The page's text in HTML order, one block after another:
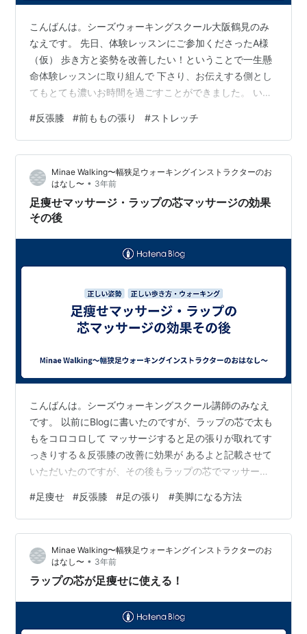
こんばんは。シーズウォーキングスクール大阪鶴見のみ
なえです。 先日、体験レッスンにご参加くださったA様
（仮） 歩き方と姿勢を改善したい！ということで一生懸
命体験レッスンに取り組んで 下さり、お伝えする側とし
てもとても濃いお時間を過ごすことができました。 いつ
ールに通って いただきたい気持ちはありますが、体験の
みのご参加になる方もいらっしゃるので 参加くださった
翌日からどうすれば少しでも効果が得られるか、もしく
は 痛みがお悩みがある方の場合は少しでも改善されるよ
うにアドバイス的なことを 簡単にお伝えさせていただく
ようにしています。 直したい箇所が…
#反張膝 #前ももの張り #ストレッチ
Minae Walking〜幅狭足ウォーキングインストラクターのお
はなし〜 • 3年前
足痩せマッサージ・ラップの芯マッサージの効果
その後
こんばんは。シーズウォーキングスクール講師のみなえ
です。 以前にBlogに書いたのですが、ラップの芯で太も
もをコロコロして マッサージすると足の張りが取れてす
っきりする＆反張膝の改善に効果が あるよと記載させて
いただいたのですが、その後もラップの芯でマッサージ
前張りが大分マシになってきました！ 以前は張っている
からか足の前が固かったのですが、ほぐれてきたのか と
ても柔らかくなってきました。 前ももが柔らかくなった
分、ふとももの後ろ側の筋肉が固くなってきたのが よく
わかるようになりました。 たくさん歩いた日でも、逆に1
日中座りっぱなしで足がむく…
#足痩せ #反張膝 #足の張り #美脚になる方法
Minae Walking〜幅狭足ウォーキングインストラクターのお
はなし〜 • 3年前
ラップの芯が足痩せに使える！